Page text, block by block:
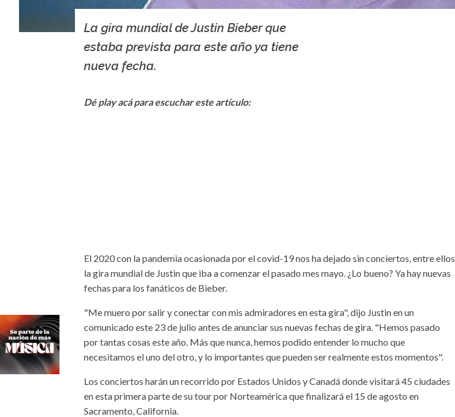
La gira mundial de Justin Bieber que
estaba prevista para este año ya tiene
nueva fecha.
Dé play acá para escuchar este artículo:
El 2020 con la pandemia ocasionada por el covid-19 nos ha dejado sin conciertos, entre ellos
la gira mundial de Justin que iba a comenzar el pasado mes mayo. ¿Lo bueno? Ya hay nuevas
fechas para los fanáticos de Bieber.
"Me muero por salir y conectar con mis admiradores en esta gira", dijo Justin en un
comunicado este 23 de julio antes de anunciar sus nuevas fechas de gira. "Hemos pasado
por tantas cosas este año. Más que nunca, hemos podido entender lo mucho que
necesitamos el uno del otro, y lo importantes que pueden ser realmente estos momentos".
Los conciertos harán un recorrido por Estados Unidos y Canadá donde visitará 45 ciudades
en esta primera parte de su tour por Norteamérica que finalizará el 15 de agosto en
Sacramento, California.